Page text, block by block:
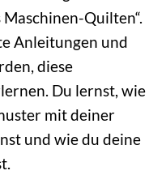
Quilten“.
Anleitungen und
diese
Du lernst, wie
mit deiner
und wie du deine